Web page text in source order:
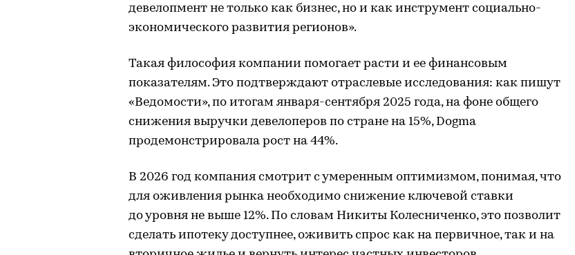
девелопмент не только как бизнес, но и как инструмент социально-
экономического развития регионов».
Такая философия компании помогает расти и ее финансовым
показателям. Это подтверждают отраслевые исследования: как пишут
«Ведомости», по итогам января-сентября 2025 года, на фоне общего
снижения выручки девелоперов по стране на 15%, Dogma
продемонстрировала рост на 44%.
В 2026 год компания смотрит с умеренным оптимизмом, понимая, что
для оживления рынка необходимо снижение ключевой ставки
до уровня не выше 12%. По словам Никиты Колесниченко, это позволит
сделать ипотеку доступнее, оживить спрос как на первичное, так и на